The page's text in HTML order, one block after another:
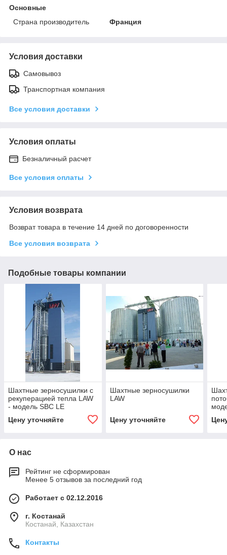
Основные
Страна производитель
Франция
Условия доставки
Самовывоз
Транспортная компания
Все условия доставки
Условия оплаты
Безналичный расчет
Все условия оплаты
Условия возврата
Возврат товара в течение 14 дней по договоренности
Все условия возврата
Подобные товары компании
Шахтные зерносушилки с
рекуперацией тепла LAW
- модель SBC LE
Цену уточняйте
Шахтные зерносушилки
LAW
Цену уточняйте
О нас
Рейтинг не сформирован
Менее 5 отзывов за последний год
Работает с 02.12.2016
г. Костанай
Костанай, Казахстан
Контакты